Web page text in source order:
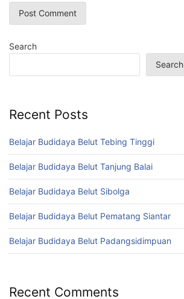
Search
Search
Recent Posts
Belajar Budidaya Belut Tebing Tinggi
Belajar Budidaya Belut Tanjung Balai
Belajar Budidaya Belut Sibolga
Belajar Budidaya Belut Pematang Siantar
Belajar Budidaya Belut Padangsidimpuan
Recent Comments